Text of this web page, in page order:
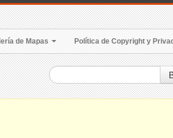
de Mapas Política de Copyright y